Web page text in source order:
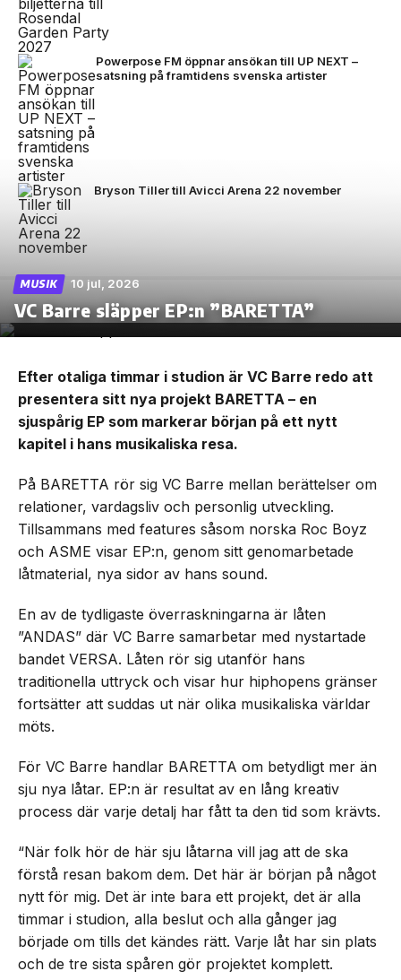
Powerpose FM öppnar ansökan till UP NEXT –
satsning på framtidens svenska artister
Bryson Tiller till Avicci Arena 22 november
MUSIK 10 jul, 2026
VC Barre släpper EP:n ”BARETTA”
Efter otaliga timmar i studion är VC Barre redo att
presentera sitt nya projekt BARETTA – en
sjuspårig EP som markerar början på ett nytt
kapitel i hans musikaliska resa.
På BARETTA rör sig VC Barre mellan berättelser om
relationer, vardagsliv och personlig utveckling.
Tillsammans med features såsom norska Roc Boyz
och ASME visar EP:n, genom sitt genomarbetade
låtmaterial, nya sidor av hans sound.
En av de tydligaste överraskningarna är låten
”ANDAS” där VC Barre samarbetar med nystartade
bandet VERSA. Låten rör sig utanför hans
traditionella uttryck och visar hur hiphopens gränser
fortsätter att suddas ut när olika musikaliska världar
möts.
För VC Barre handlar BARETTA om betydligt mer än
sju nya låtar. EP:n är resultat av en lång kreativ
process där varje detalj har fått ta den tid som krävts.
“När folk hör de här sju låtarna vill jag att de ska
förstå resan bakom dem. Det här är början på något
nytt för mig. Det är inte bara ett projekt, det är alla
timmar i studion, alla beslut och alla gånger jag
började om tills det kändes rätt. Varje låt har sin plats
och de tre sista spåren gör projektet komplett.